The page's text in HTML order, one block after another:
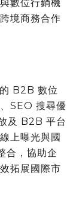
數位行銷機
境商務合作
B2B 數位
SEO 搜尋優
及 B2B 平台
上曝光與國
合，協助企
拓展國際市